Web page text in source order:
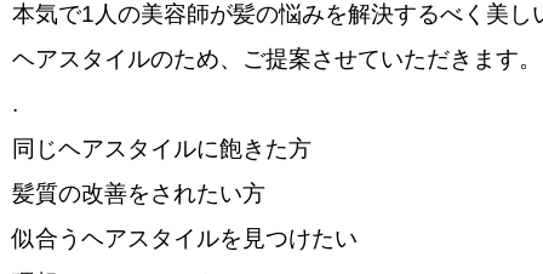
本気で1人の美容師が髪の悩みを解決するべく美し
ヘアスタイルのため、ご提案させていただきます。
.
️同じヘアスタイルに飽きた方
️髪質の改善をされたい方
️似合うヘアスタイルを見つけたい